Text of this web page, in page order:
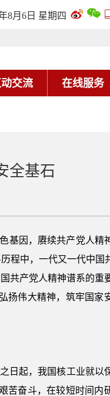
全基石
基因，赓续共产党人精
程中，一代又一代中国
共产党人精神谱系的重
扬伟大精神，筑牢国家
日起，我国核工业就以
苦奋斗，在较短时间内